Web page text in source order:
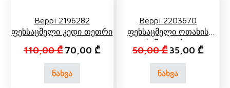
Beppi 2196282
Ფეხსაცმელი Კედი Თეთრი
110,00₾ Original price was: 110,00 ₾.
70,00 ₾Current price is: 70,00 ₾.
ნახვა
Beppi 2203670
Ფეხსაცმელი Ოთახის
Ქოში Ლურჯი
50,00₾ Original price
35,00 ₾
ნახვა